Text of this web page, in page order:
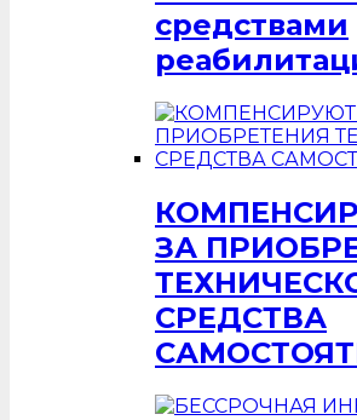
средствами
ЗА
СРЕДСТВА